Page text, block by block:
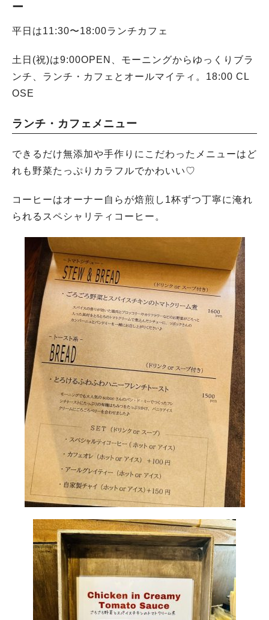
ー
平日は11:30〜18:00ランチカフェ
土日(祝)は9:00OPEN、モーニングからゆっくりブラ
ンチ、ランチ・カフェとオールマイティ。18:00 CL
OSE
ランチ・カフェメニュー
できるだけ無添加や手作りにこだわったメニューはど
れも野菜たっぷりカラフルでかわいい♡
コーヒーはオーナー自らが焙煎し1杯ずつ丁寧に淹れ
られるスペシャリティコーヒー。